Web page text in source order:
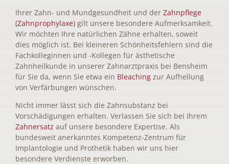
Ihrer Zahn- und Mundgesundheit und der Zahnpflege
(Zahnprophylaxe) gilt unsere besondere Aufmerksamkeit.
Wir möchten Ihre natürlichen Zähne erhalten, soweit
dies möglich ist. Bei kleineren Schönheitsfehlern sind die
Fachkolleginnen und -Kollegen für ästhetische
Zahnheilkunde in unserer Zahnarztpraxis bei Bensheim
für Sie da, wenn Sie etwa ein Bleaching zur Aufhellung
von Verfärbungen wünschen.
Nicht immer lässt sich die Zahnsubstanz bei
Vorschädigungen erhalten. Verlassen Sie sich bei Ihrem
Zahnersatz auf unsere besondere Expertise. Als
bundesweit anerkanntes Kompetenz-Zentrum für
Implantologie und Prothetik haben wir uns hier
besondere Verdienste erworben.